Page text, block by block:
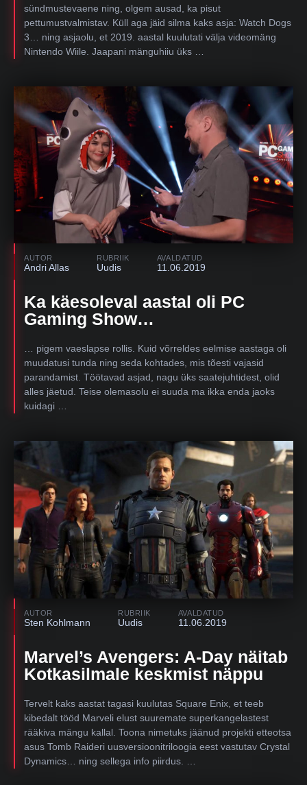
sündmustevaene ning, olgem ausad, ka pisut
pettumustvalmistav. Küll aga jäid silma kaks asja: Watch Dogs
3… ning asjaolu, et 2019. aastal kuulutati välja videomäng
Nintendo Wiile. Jaapani mänguhiiu üks …
AUTOR
Andri Allas
RUBRIIK
Uudis
AVALDATUD
11.06.2019
Ka käesoleval aastal oli PC
Gaming Show…
… pigem vaeslapse rollis. Kuid võrreldes eelmise aastaga oli
muudatusi tunda ning seda kohtades, mis tõesti vajasid
parandamist. Töötavad asjad, nagu üks saatejuhtidest, olid
alles jäetud. Teise olemasolu ei suuda ma ikka enda jaoks
kuidagi …
AUTOR
Sten Kohlmann
RUBRIIK
Uudis
AVALDATUD
11.06.2019
Marvel’s Avengers: A-Day näitab
Kotkasilmale keskmist näppu
Tervelt kaks aastat tagasi kuulutas Square Enix, et teeb
kibedalt tööd Marveli elust suuremate superkangelastest
rääkiva mängu kallal. Toona nimetuks jäänud projekti etteotsa
asus Tomb Raideri uusversioonitriloogia eest vastutav Crystal
Dynamics… ning sellega info piirdus. …